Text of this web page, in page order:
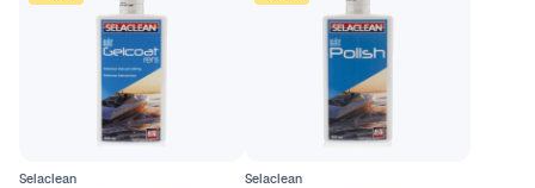
Selaclean Selaclean